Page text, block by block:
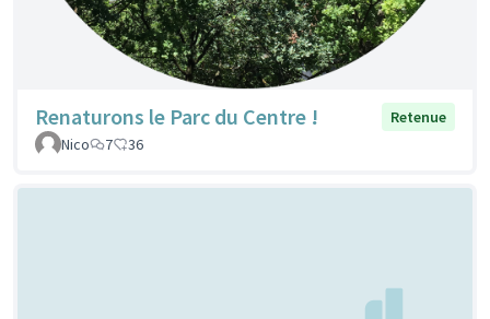
Renaturons le Parc du Centre !
Retenue
Nico
7 36